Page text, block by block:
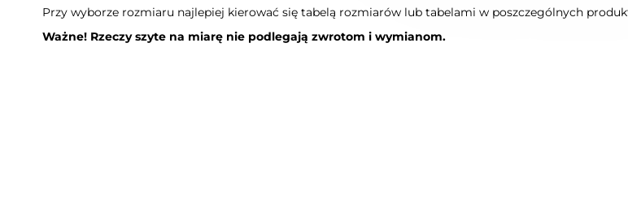
Przy wyborze rozmiaru najlepiej kierować się tabelą rozmiarów lub tabelami w poszczególnych
Ważne! Rzeczy szyte na miarę nie podlegają zwrotom i wymianom.